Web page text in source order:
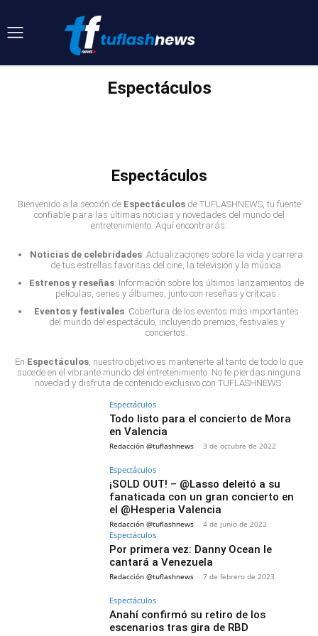
Espectáculos
Espectáculos
Bienvenido a la sección de Espectáculosde TUFLASHNEWS, tu fuente
confiable para las últimas noticias y novedades del mundo del
entretenimiento. Aquí encontrarás:
Noticias de celebridades: Actualizaciones sobre la vida y carrera
de tus estrellas favoritas del cine, la televisión y la música.
Estrenos y reseñas: Información sobre los últimos lanzamientos de
películas, series y álbumes, junto con reseñas y críticas.
Eventos y festivales: Cobertura de los eventos más importantes
del mundo del espectáculo, incluyendo premios, festivales y
conciertos.
En Espectáculos, nuestro objetivo es mantenerte al tanto de todo lo que
sucede en el vibrante mundo del entretenimiento. No te pierdas ninguna
novedad y disfruta de contenido exclusivo con TUFLASHNEWS.
Espectáculos
Todo listo para el concierto de Mora
en Valencia
Redacción @tuflashnews - 3 de octubre de 2022
Espectáculos
¡SOLD OUT! – @Lasso deleitó a su
fanaticada con un gran concierto en
el @Hesperia Valencia
Redacción @tuflashnews - 4 de junio de 2022
Espectáculos
Por primera vez: Danny Ocean le
cantará a Venezuela
Redacción @tuflashnews - 7 de febrero de 2023
Espectáculos
Anahí confirmó su retiro de los
escenarios tras gira de RBD